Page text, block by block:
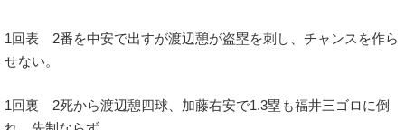
1回表 2番を中安で出すが渡辺憩が盗塁を刺し、チャンスを作ら
せない。
1回裏 2死から渡辺憩四球、加藤右安で1.3塁も福井三ゴロに倒